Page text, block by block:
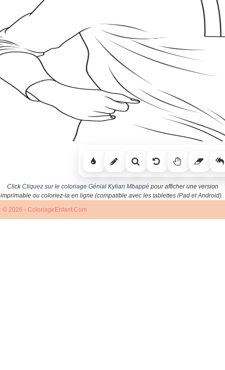
ClickCliquez sur le coloriage Génial Kylian Mbappépour afficher une version
imprimable ou coloriez-la en ligne (compatible avec les tablettes iPad et Android).
© 2026 - ColoriageEnfant.Com